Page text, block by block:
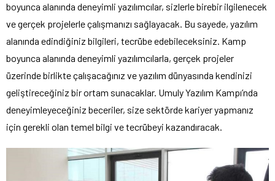
boyunca alanında deneyimli yazılımcılar, sizlerle birebir ilgilenecek
ve gerçek projelerle çalışmanızı sağlayacak. Bu sayede, yazılım
alanında edindiğiniz bilgileri, tecrübe edebileceksiniz. Kamp
boyunca alanında deneyimli yazılımcılarla, gerçek projeler
üzerinde birlikte çalışacağınız ve yazılım dünyasında kendinizi
geliştireceğiniz bir ortam sunacaklar. Umuly Yazılım Kampı’nda
deneyimleyeceğiniz beceriler, size sektörde kariyer yapmanız
için gerekli olan temel bilgi ve tecrübeyi kazandıracak.